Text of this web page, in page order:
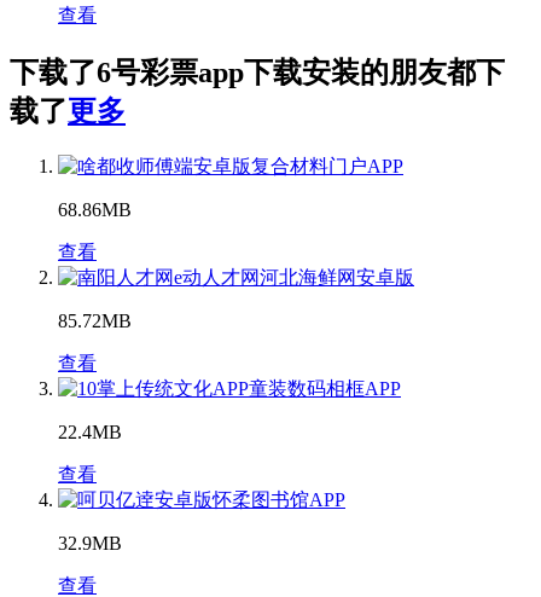
查看
下载了6号彩票app下载安装的朋友都下
载了更多
复合材料门户APP
68.86MB
查看
河北海鲜网安卓版
85.72MB
查看
童装数码相框APP
22.4MB
查看
怀柔图书馆APP
32.9MB
查看